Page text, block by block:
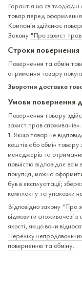
Гарантія на
товар перед
Компанія здійснює
Закону "Про захист
Строки повернення
Повернення та обмін
отримання товару
Зворотня доставка
Умови повернення
Повернення товару
захист прав
1. Якщо товар не
коштів або обмін товару
менеджерів та
повністю відповідає
покупця, можна
був в експлуатації;
комплекту та упаковки
Відповідно закону "Про
відмовити споживачеві в
якості, якщо вони
Переліку
поверненню та обміну.